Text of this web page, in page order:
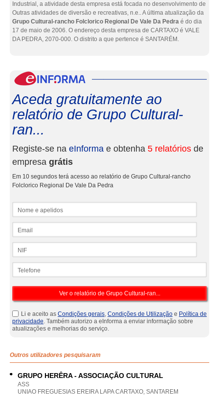
Industrial, a atividade desta empresa está focada no desenvolvimento de
Outras atividades de diversão e recreativas, n.e.. A última atualização da
Grupo Cultural-rancho Folclorico Regional De Vale Da Pedra é do dia
17 de maio de 2006. O endereço desta empresa de CARTAXO é VALE
DA PEDRA, 2070-000. O distrito a que pertence é SANTARÉM.
Aceda gratuitamente ao
relatório de Grupo Cultural-
ran...
Registe-se na eInforma e obtenha 5 relatórios de
empresa grátis
Em 10 segundos terá acesso ao relatório de Grupo Cultural-rancho
Folclorico Regional De Vale Da Pedra
Li e aceito as Condições gerais, Condições de Utilização e Política de
privacidade. Também autorizo a eInforma a enviar informação sobre
atualizações e melhorias do serviço.
Outros utilizadores pesquisaram
GRUPO HERÊRA - ASSOCIAÇÃO CULTURAL
ASS
UNIAO FREGUESIAS EREIRA LAPA CARTAXO, SANTAREM